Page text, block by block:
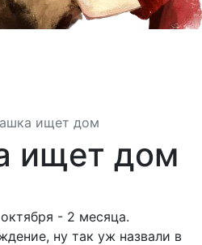
ищет дом
ищет дом
- 2 месяца.
ну так уж назвали в